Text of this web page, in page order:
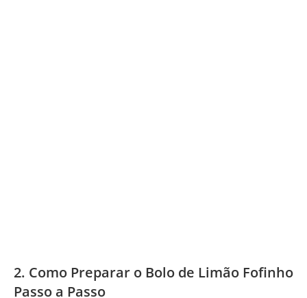
2. Como Preparar o Bolo de Limão Fofinho
Passo a Passo